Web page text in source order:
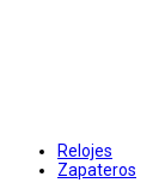
Relojes
Zapateros